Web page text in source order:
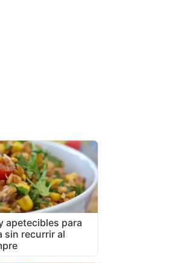
apetecibles para
sin recurrir al